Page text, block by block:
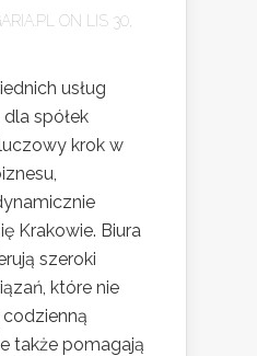
ON LIS 30,
usług
spółek
krok w
Krakowie. Biura
szeroki
które nie
także pomagają